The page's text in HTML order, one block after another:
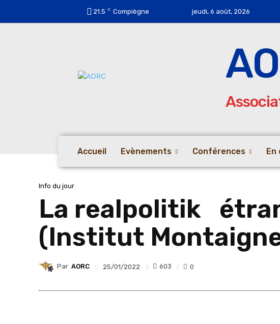
21.5 C Compiègne jeudi, 6 août, 2026
Accueil Evènements Conférences En
Info du jour
La realpolitik
(Institut
Par AORC 25/01/2022 603 0